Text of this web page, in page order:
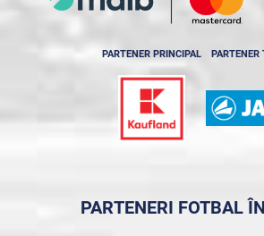
PARTENER PRINCIPAL PARTENER
PARTENERI FOTBAL